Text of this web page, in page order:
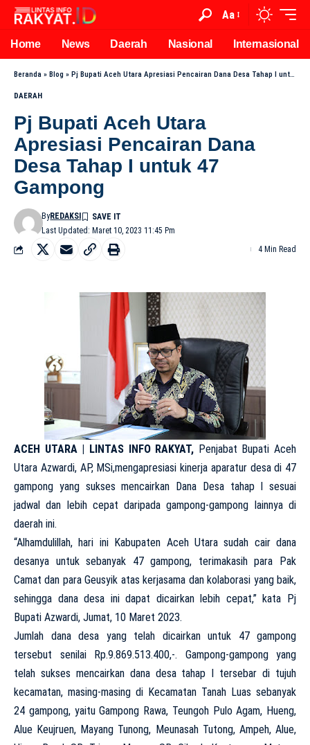
Aa
Home News Daerah Nasional Internasional
Beranda » Blog » Pj Bupati Aceh Utara Apresiasi Pencairan Dana Desa Tahap I untuk 47 Gampong
DAERAH
Pj Bupati Aceh Utara
Apresiasi Pencairan Dana
Desa Tahap I untuk 47
Gampong
Last Updated: Maret 10, 2023 11:45 Pm
ByREDAKSI
4 Min Read
ACEH UTARA | LINTAS INFO RAKYAT, Penjabat Bupati Aceh
Utara Azwardi, AP, MSi,mengapresiasi kinerja aparatur desa di 47
gampong yang sukses mencairkan Dana Desa tahap I sesuai
jadwal dan lebih cepat daripada gampong-gampong lainnya di
daerah ini.
“Alhamdulillah, hari ini Kabupaten Aceh Utara sudah cair dana
desanya untuk sebanyak 47 gampong, terimakasih para Pak
Camat dan para Geusyik atas kerjasama dan kolaborasi yang baik,
sehingga dana desa ini dapat dicairkan lebih cepat,” kata Pj
Bupati Azwardi, Jumat, 10 Maret 2023.
Jumlah dana desa yang telah dicairkan untuk 47 gampong
tersebut senilai Rp.9.869.513.400,-. Gampong-gampong yang
telah sukses mencairkan dana desa tahap I tersebar di tujuh
kecamatan, masing-masing di Kecamatan Tanah Luas sebanyak
24 gampong, yaitu Gampong Rawa, Teungoh Pulo Agam, Hueng,
Alue Keujruen, Mayang Tunong, Meunasah Tutong, Ampeh, Alue,